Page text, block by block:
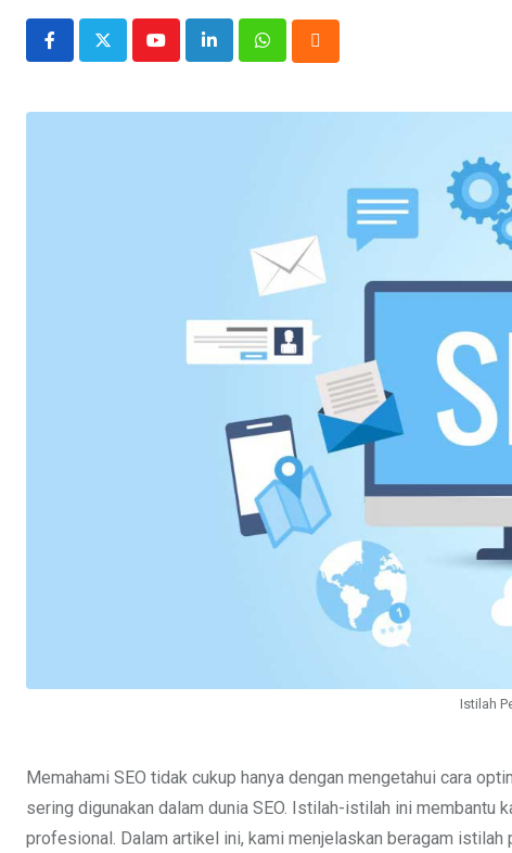
YoutubeLinkedInWhatsapp
Istilah
Memahami SEO tidak cukup hanya dengan mengetahui cara
sering digunakan dalam dunia SEO. Istilah-istilah ini membantu
profesional. Dalam artikel ini, kami menjelaskan beragam